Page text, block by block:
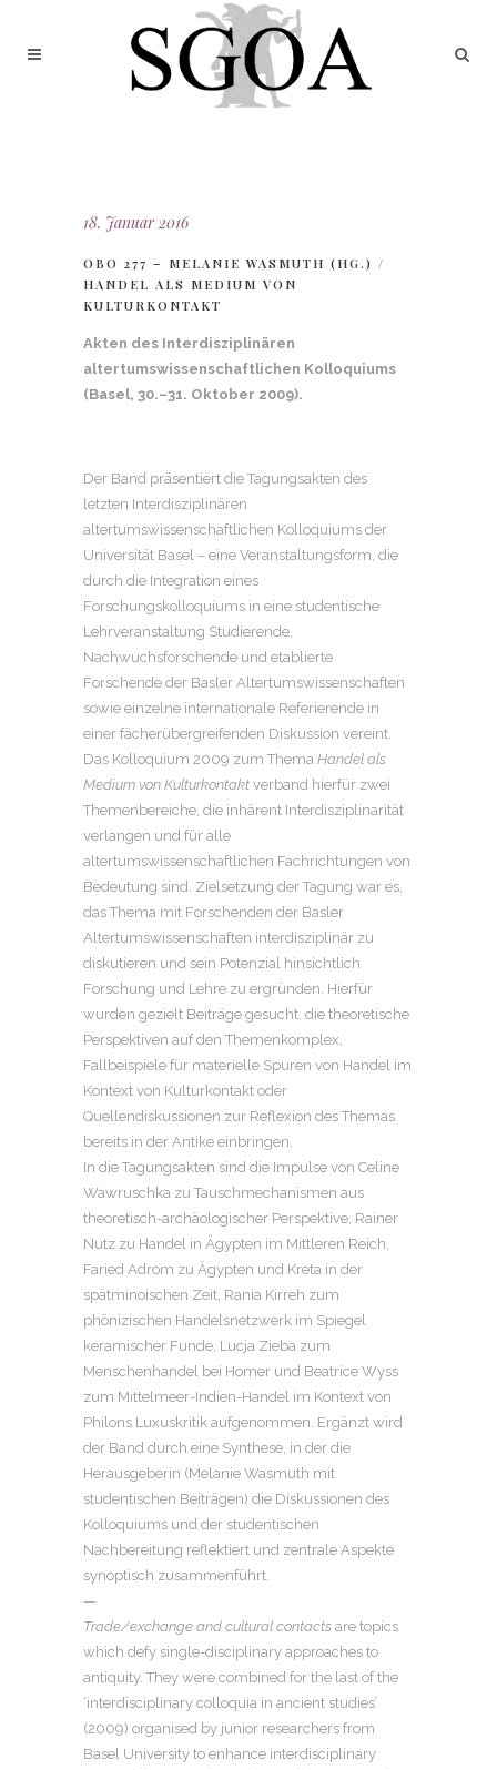
18. Januar 2016
OBO 277 – MELANIE WASMUTH (HG.) /
HANDEL ALS MEDIUM VON
KULTURKONTAKT
Akten des Interdisziplinären
altertumswissenschaftlichen Kolloquiums
(Basel, 30.–31. Oktober 2009).
Der Band präsentiert die Tagungsakten des
letzten Interdisziplinären
altertumswissenschaftlichen Kolloquiums der
Universität Basel – eine Veranstaltungsform, die
durch die Integration eines
Forschungskolloquiums in eine studentische
Lehrveranstaltung Studierende,
Nachwuchsforschende und etablierte
Forschende der Basler Altertumswissenschaften
sowie einzelne internationale Referierende in
einer fächerübergreifenden Diskussion vereint.
Das Kolloquium 2009 zum Thema Handel als
Medium von Kulturkontakt verband hierfür zwei
Themenbereiche, die inhärent Interdisziplinarität
verlangen und für alle
altertumswissenschaftlichen Fachrichtungen von
Bedeutung sind. Zielsetzung der Tagung war es,
das Thema mit Forschenden der Basler
Altertumswissenschaften interdisziplinär zu
diskutieren und sein Potenzial hinsichtlich
Forschung und Lehre zu ergründen. Hierfür
wurden gezielt Beiträge gesucht, die theoretische
Perspektiven auf den Themenkomplex,
Fallbeispiele für materielle Spuren von Handel im
Kontext von Kulturkontakt oder
Quellendiskussionen zur Reflexion des Themas
bereits in der Antike einbringen.
In die Tagungsakten sind die Impulse von Celine
Wawruschka zu Tauschmechanismen aus
theoretisch-archäologischer Perspektive, Rainer
Nutz zu Handel in Ägypten im Mittleren Reich,
Faried Adrom zu Ägypten und Kreta in der
spätminoischen Zeit, Rania Kirreh zum
phönizischen Handelsnetzwerk im Spiegel
keramischer Funde, Lucja Zieba zum
Menschenhandel bei Homer und Beatrice Wyss
zum Mittelmeer-Indien-Handel im Kontext von
Philons Luxuskritik aufgenommen. Ergänzt wird
der Band durch eine Synthese, in der die
Herausgeberin (Melanie Wasmuth mit
studentischen Beiträgen) die Diskussionen des
Kolloquiums und der studentischen
Nachbereitung reflektiert und zentrale Aspekte
synoptisch zusammenführt.
—
Trade/exchange and cultural contacts are topics
which defy single-disciplinary approaches to
antiquity. They were combined for the last of the
‘interdisciplinary colloquia in ancient studies’
(2009) organised by junior researchers from
Basel University to enhance interdisciplinary